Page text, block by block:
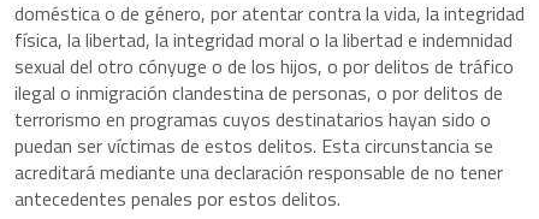
doméstica o de género, por atentar contra la vida, la integridad
física, la libertad, la integridad moral o la libertad e indemnidad
sexual del otro cónyuge o de los hijos, o por delitos de tráfico
ilegal o inmigración clandestina de personas, o por delitos de
terrorismo en programas cuyos destinatarios hayan sido o
puedan ser víctimas de estos delitos. Esta circunstancia se
acreditará mediante una declaración responsable de no tener
antecedentes penales por estos delitos.